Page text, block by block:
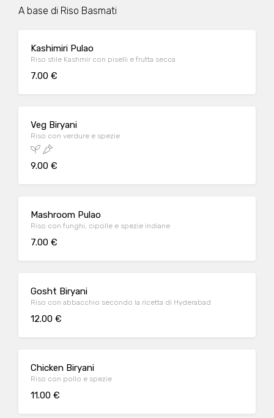
A base di Riso Basmati
Kashimiri Pulao
Riso stile Kashmir con piselli e frutta secca
7.00 €
Veg Biryani
Riso con verdure e spezie
9.00 €
Mashroom Pulao
Riso con funghi, cipolle e spezie indiane
7.00 €
Gosht Biryani
Riso con abbacchio secondo la ricetta di Hyderabad
12.00 €
Chicken Biryani
Riso con pollo e spezie
11.00 €